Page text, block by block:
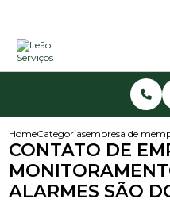
HomeCategoriasempresa de
CONTATO DE
ALARMES SÃO